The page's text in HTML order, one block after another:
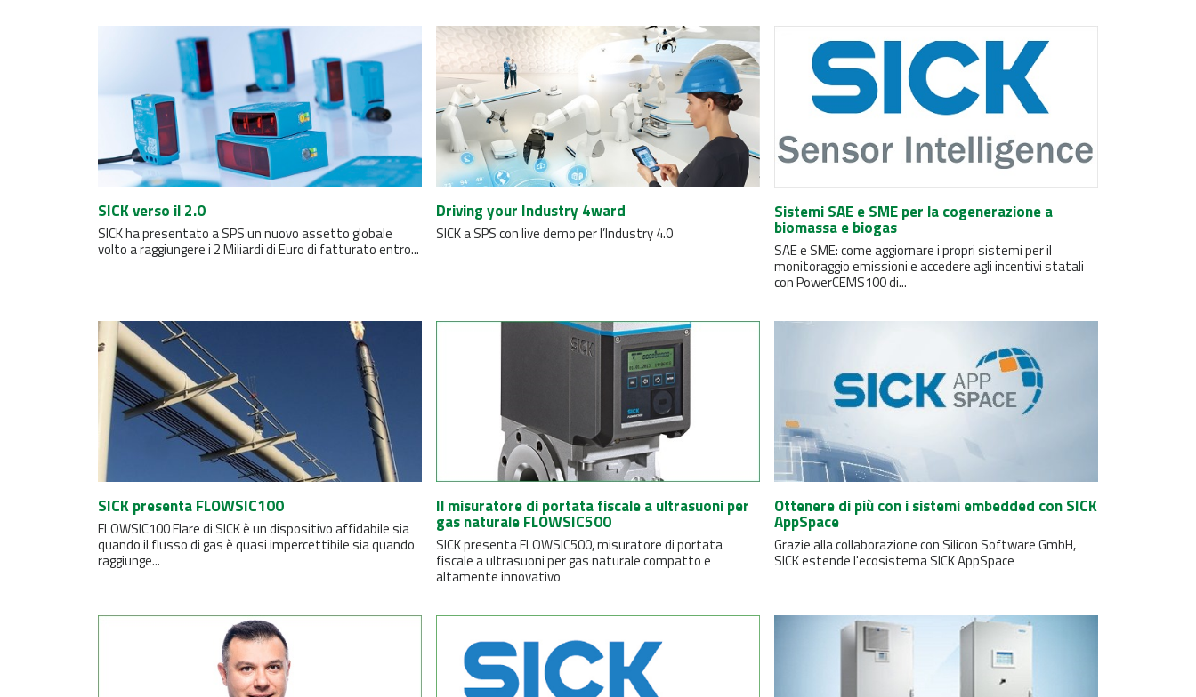
SICK verso il 2.0
SICK ha presentato a SPS un nuovo assetto globale
volto a raggiungere i 2 Miliardi di Euro di fatturato entro...
Driving your Industry 4ward
SICK a SPS con live demo per l’Industry 4.0
Sistemi SAE e SME per la cogenerazione a
biomassa e biogas
SAE e SME: come aggiornare i propri sistemi per il
monitoraggio emissioni e accedere agli incentivi statali
con PowerCEMS100 di...
SICK presenta FLOWSIC100
FLOWSIC100 Flare di SICK è un dispositivo affidabile sia
quando il flusso di gas è quasi impercettibile sia quando
raggiunge...
Il misuratore di portata fiscale a ultrasuoni per
gas naturale FLOWSIC500
SICK presenta FLOWSIC500, misuratore di portata
fiscale a ultrasuoni per gas naturale compatto e
altamente innovativo
Ottenere di più con i sistemi embedded con SICK
AppSpace
Grazie alla collaborazione con Silicon Software GmbH,
SICK estende l'ecosistema SICK AppSpace